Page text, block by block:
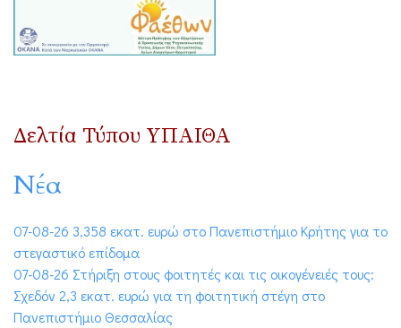
Δελτία Τύπου ΥΠΑΙΘΑ
Νέα
07-08-26 3,358 εκατ. ευρώ στο Πανεπιστήμιο Κρήτης για το
στεγαστικό επίδομα
07-08-26 Στήριξη στους φοιτητές και τις οικογένειές τους:
Σχεδόν 2,3 εκατ. ευρώ για τη φοιτητική στέγη στο
Πανεπιστήμιο Θεσσαλίας